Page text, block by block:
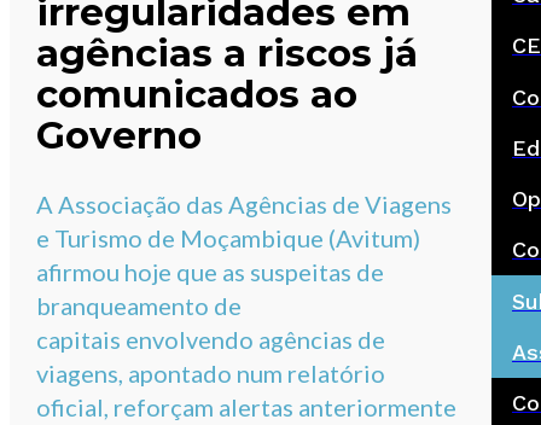
irregularidades em
agências a riscos já
comunicados ao
Governo
A Associação das Agências de Viagens
e Turismo de Moçambique (Avitum)
afirmou hoje que as suspeitas de
branqueamento de
capitais envolvendo agências de
viagens, apontado num relatório
oficial, reforçam alertas anteriormente